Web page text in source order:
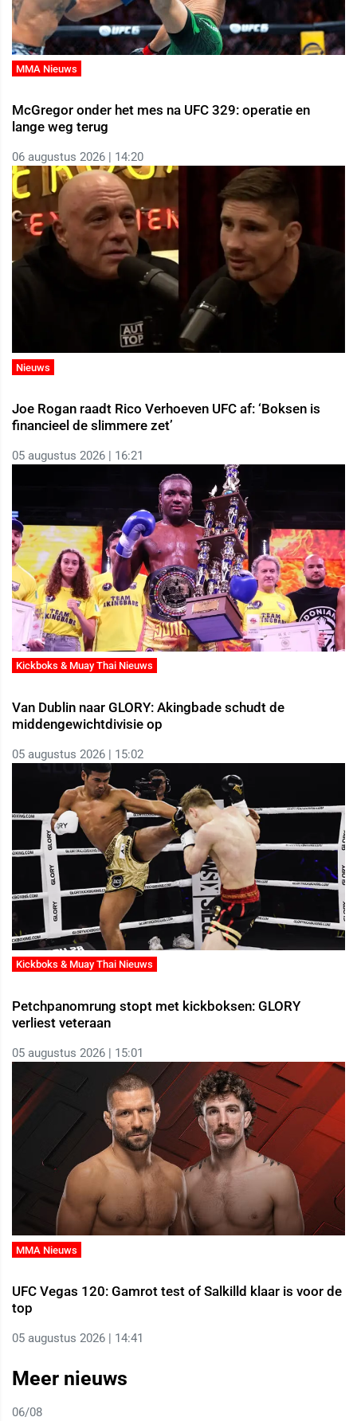
MMA Nieuws
McGregor onder het mes na UFC 329: operatie en
lange weg terug
06 augustus 2026 | 14:20
Nieuws
Joe Rogan raadt Rico Verhoeven UFC af: ‘Boksen is
financieel de slimmere zet’
05 augustus 2026 | 16:21
Kickboks & Muay Thai Nieuws
Van Dublin naar GLORY: Akingbade schudt de
middengewichtdivisie op
05 augustus 2026 | 15:02
Kickboks & Muay Thai Nieuws
Petchpanomrung stopt met kickboksen: GLORY
verliest veteraan
05 augustus 2026 | 15:01
MMA Nieuws
UFC Vegas 120: Gamrot test of Salkilld klaar is voor de
top
05 augustus 2026 | 14:41
Meer nieuws
06/08